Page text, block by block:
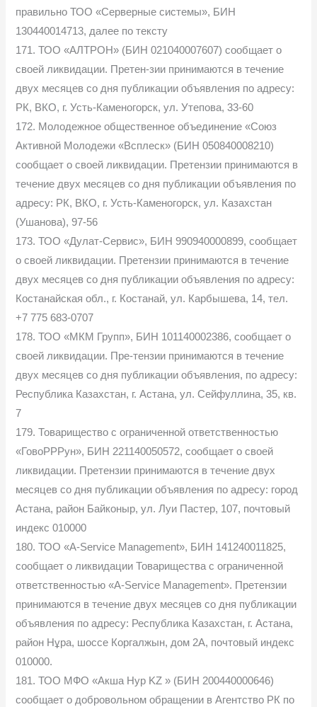
правильно ТОО «Серверные системы», БИН
130440014713, далее по тексту
171. ТОО «АЛТРОН» (БИН 021040007607) сообщает о
своей ликвидации. Претен-зии принимаются в течение
двух месяцев со дня публикации объявления по адресу:
РК, ВКО, г. Усть-Каменогорск, ул. Утепова, 33-60
172. Молодежное общественное объединение «Союз
Активной Молодежи «Всплеск» (БИН 050840008210)
сообщает о своей ликвидации. Претензии принимаются в
течение двух месяцев со дня публикации объявления по
адресу: РК, ВКО, г. Усть-Каменогорск, ул. Казахстан
(Ушанова), 97-56
173. ТОО «Дулат-Сервис», БИН 990940000899, сообщает
о своей ликвидации. Претензии принимаются в течение
двух месяцев со дня публикации объявления по адресу:
Костанайская обл., г. Костанай, ул. Карбышева, 14, тел.
+7 775 683-0707
178. ТОО «МКМ Групп», БИН 101140002386, сообщает о
своей ликвидации. Пре-тензии принимаются в течение
двух месяцев со дня публикации объявления, по адресу:
Республика Казахстан, г. Астана, ул. Сейфуллина, 35, кв.
7
179. Товарищество с ограниченной ответственностью
«ГовоРРРун», БИН 221140050572, сообщает о своей
ликвидации. Претензии принимаются в течение двух
месяцев со дня публикации объявления по адресу: город
Астана, район Байконыр, ул. Луи Пастер, 107, почтовый
индекс 010000
180. ТОО «A-Service Management», БИН 141240011825,
сообщает о ликвидации Товарищества с ограниченной
ответственностью «A-Service Management». Претензии
принимаются в течение двух месяцев со дня публикации
объявления по адресу: Республика Казахстан, г. Астана,
район Нұра, шоссе Коргалжын, дом 2А, почтовый индекс
010000.
181. ТОО МФО «Акша Нур KZ » (БИН 200440000646)
сообщает о добровольном обращении в Агентство РК по